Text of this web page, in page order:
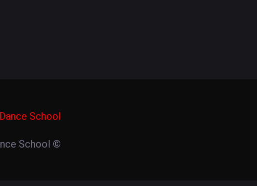
School ©